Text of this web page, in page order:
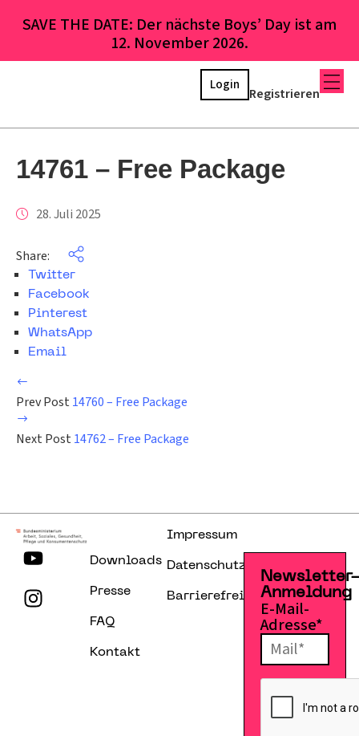
SAVE THE DATE: Der nächste Boys’ Day ist am
12. November 2026.
Registrieren
Login
14761 – Free Package
28. Juli 2025
Share:
Twitter
Facebook
Pinterest
WhatsApp
Email
Prev Post 14760 – Free Package
Next Post 14762 – Free Package
Downloads
Presse
FAQ
Kontakt
Impressum
Datenschutzerklärung
Barrierefreiheitserklärung
Anmeldung
E-Mail-
Adresse*